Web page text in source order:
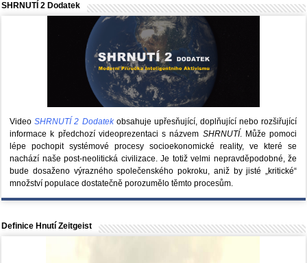
SHRNUTÍ 2 Dodatek
VideoSHRNUTÍ 2 Dodatekobsahuje upřesňující, doplňující nebo rozšiřující
informace k předchozí videoprezentaci s názvem SHRNUTÍ. Může pomoci
lépe pochopit systémové procesy socioekonomické reality, ve které se
nachází naše post-neolitická civilizace. Je totiž velmi nepravděpodobné, že
bude dosaženo výrazného společenského pokroku, aniž by jisté „kritické“
množství populace dostatečně porozumělo těmto procesům.
Definice Hnutí Zeitgeist